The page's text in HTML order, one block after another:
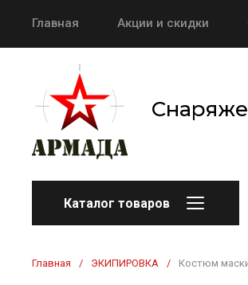
Главная Акции и скидки
Каталог товаров
Главная / ЭКИПИРОВКА / Костюм